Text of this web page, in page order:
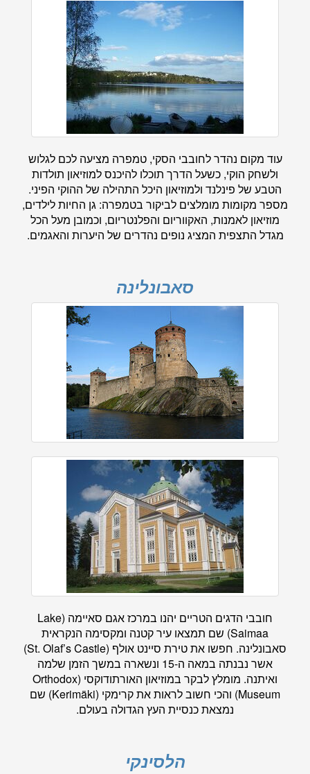
עוד מקום נהדר לחובבי הסקי, טמפרה מציעה לכם לגלוש
ולשחק הוקי, כשעל הדרך תוכלו להיכנס למוזיאון תולדות
הטבע של פינלנד ולמוזיאון היכל התהילה של ההוקי הפיני.
מספר מקומות מומלצים לביקור בטמפרה: גן החיות לילדים,
מוזיאון לאמנות, האקווריום והפלנטריום, וכמובן מעל הכל
מגדל התצפית המציג נופים נהדרים של היערות והאגמים.
סאבונלינה
חובבי הדגים הטריים יהנו במרכז אגם סאיימה (Lake
Saimaa) שם תמצאו עיר קטנה ומקסימה הנקראית
סאבונלינה. חפשו את טירת סיינט אולף (St. Olaf’s Castle)
אשר נבנתה במאה ה-15 ונשארה במשך הזמן שלמה
ואיתנה. מומלץ לבקר במוזיאון האורתודוקסי (Orthodox
Museum) והכי חשוב לראות את קרימקי (Kerimäki) שם
נמצאת כנסיית העץ הגדולה בעולם.
הלסינקי